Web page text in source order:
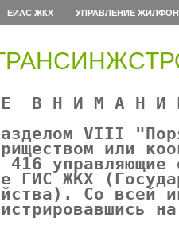
ЕИАС ЖКХ УПРАВЛЕНИЕ
В Н И М А Н И
VIII
или
управляющие
ГИС ЖКХ
Со всей